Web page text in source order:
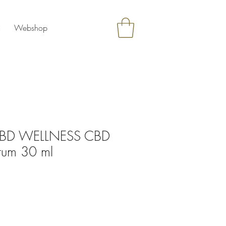
Webshop
WELLNESS CBD
30 ml